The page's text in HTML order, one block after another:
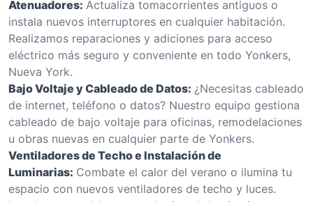
Atenuadores: Actualiza tomacorrientes antiguos o
instala nuevos interruptores en cualquier habitación.
Realizamos reparaciones y adiciones para acceso
eléctrico más seguro y conveniente en todo Yonkers,
Nueva York.
Bajo Voltaje y Cableado de Datos: ¿Necesitas cableado
de internet, teléfono o datos? Nuestro equipo gestiona
cableado de bajo voltaje para oficinas, remodelaciones
u obras nuevas en cualquier parte de Yonkers.
Ventiladores de Techo e Instalación de
Luminarias: Combate el calor del verano o ilumina tu
espacio con nuevos ventiladores de techo y luces.